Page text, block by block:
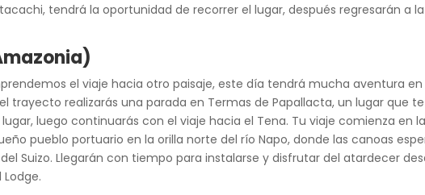
tendrá la oportunidad de recorrer el lugar, después regresarán a
)
el viaje hacia otro paisaje, este día tendrá mucha aventura en
trayecto realizarás una parada en Termas de Papallacta, un lugar que
luego continuarás con el viaje hacia el Tena. Tu viaje comienza en
pueblo portuario en la orilla norte del río Napo, donde las canoas
Suizo. Llegarán con tiempo para instalarse y disfrutar del atardecer